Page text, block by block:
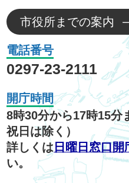
市役所までの案内
電話番号
0297-23-2111
開庁時間
8時30分から17時15分
祝日は除く）
詳しくは 日曜日窓口
い。